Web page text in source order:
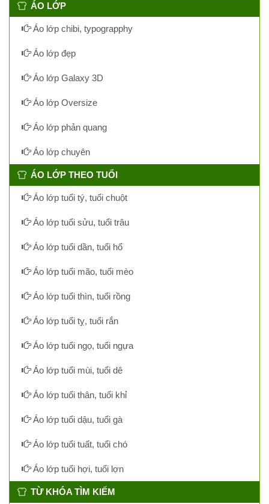
ÁO LỚP
Áo lớp chibi, typograpphy
Áo lớp đẹp
Áo lớp Galaxy 3D
Áo lớp Oversize
Áo lớp phản quang
Áo lớp chuyên
ÁO LỚP THEO TUỔI
Áo lớp tuổi tý, tuổi chuột
Áo lớp tuổi sửu, tuổi trâu
Áo lớp tuổi dần, tuổi hổ
Áo lớp tuổi mão, tuổi mèo
Áo lớp tuổi thìn, tuổi rồng
Áo lớp tuổi tỵ, tuổi rắn
Áo lớp tuổi ngọ, tuổi ngựa
Áo lớp tuổi mùi, tuổi dê
Áo lớp tuổi thân, tuổi khỉ
Áo lớp tuổi dậu, tuổi gà
Áo lớp tuổi tuất, tuổi chó
Áo lớp tuổi hợi, tuổi lợn
TỪ KHÓA TÌM KIẾM